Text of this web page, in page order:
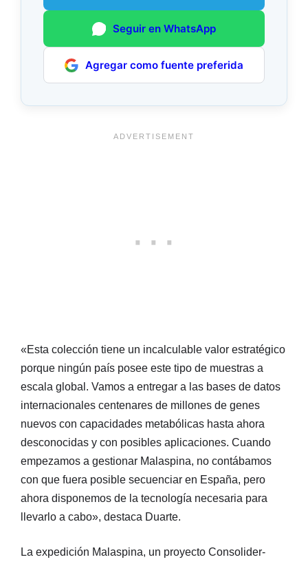
Seguir en WhatsApp
Agregar como fuente preferida
«Esta colección tiene un incalculable valor estratégico
porque ningún país posee este tipo de muestras a
escala global. Vamos a entregar a las bases de datos
internacionales centenares de millones de genes
nuevos con capacidades metabólicas hasta ahora
desconocidas y con posibles aplicaciones. Cuando
empezamos a gestionar Malaspina, no contábamos
con que fuera posible secuenciar en España, pero
ahora disponemos de la tecnología necesaria para
llevarlo a cabo», destaca Duarte.
La expedición Malaspina, un proyecto Consolider-